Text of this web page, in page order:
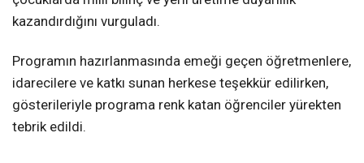
kazandırdığını vurguladı.
Programın hazırlanmasında emeği geçen öğretmenlere,
idarecilere ve katkı sunan herkese teşekkür edilirken,
gösterileriyle programa renk katan öğrenciler yürekten
tebrik edildi.